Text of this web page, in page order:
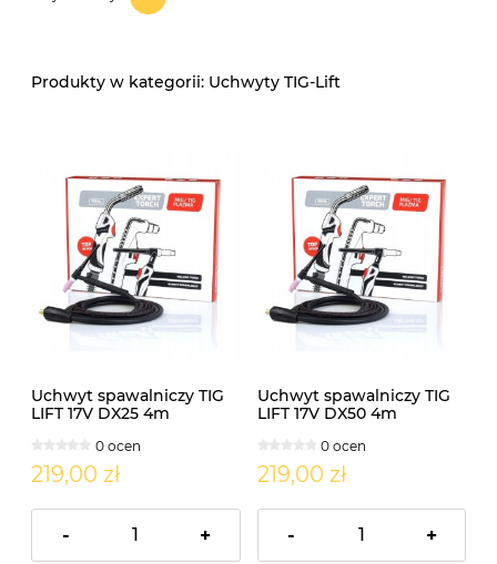
Uchwyty TIG-Lift
Uchwyt spawalniczy TIG
LIFT 17V DX25 4m
0 ocen
219,00 zł
- +
Uchwyt spawalniczy TIG
LIFT 17V DX50 4m
0 ocen
219,00 zł
- +